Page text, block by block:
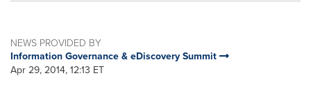
NEWS PROVIDED BY
Information Governance & eDiscovery Summit
Apr 29, 2014, 12:13 ET